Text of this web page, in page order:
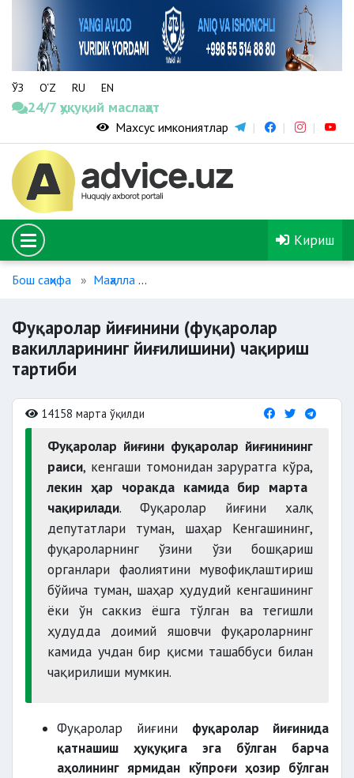
ЎЗ O‘Z RU EN
24/7 ҳуқуқий маслаҳат
Махсус имкониятлар
Кириш
Бош саҳифа Маҳалла
Фуқаролар йиғинини (фуқаролар
вакилларининг йиғилишини) чақириш
тартиби
14158 марта ўқилди
Фуқаролар йиғини фуқаролар йиғинининг
раиси, кенгаши томонидан заруратга кўра,
лекин ҳар чоракда камида бир марта
чақирилади. Фуқаролар йиғини халқ
депутатлари туман, шаҳар Кенгашининг,
фуқароларнинг ўзини ўзи бошқариш
органлари фаолиятини мувофиқлаштириш
бўйича туман, шаҳар ҳудудий кенгашининг
ёки ўн саккиз ёшга тўлган ва тегишли
ҳудудда доимий яшовчи фуқароларнинг
камида учдан бир қисми ташаббуси билан
чақирилиши мумкин.
Фуқаролар йиғини фуқаролар йиғинида
қатнашиш ҳуқуқига эга бўлган барча
аҳолининг ярмидан кўпроғи ҳозир бўлган